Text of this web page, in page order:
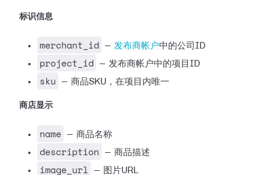
标识信息
merchant_id — 发布商帐户中的公司ID
project_id — 发布商帐户中的项目ID
sku — 商品SKU，在项目内唯一
商店显示
name — 商品名称
description — 商品描述
image_url — 图片URL